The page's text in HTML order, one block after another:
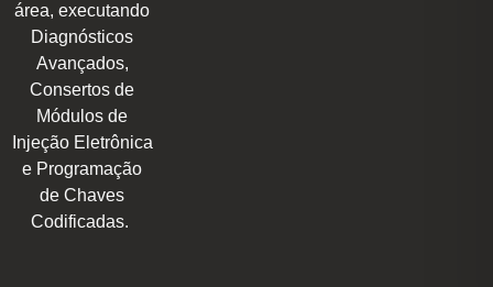
área, executando
Diagnósticos
Avançados,
Consertos de
Módulos de
Injeção Eletrônica
e Programação
de Chaves
Codificadas.